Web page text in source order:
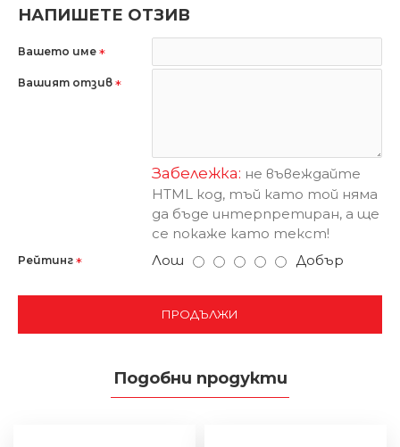
НАПИШЕТЕ ОТЗИВ
Вашето име
Вашият отзив
Забележка: не въвеждайте
HTML код, тъй като той няма
да бъде интерпретиран, а ще
се покаже като текст!
Рейтинг Лош Добър
ПРОДЪЛЖИ
Подобни продукти